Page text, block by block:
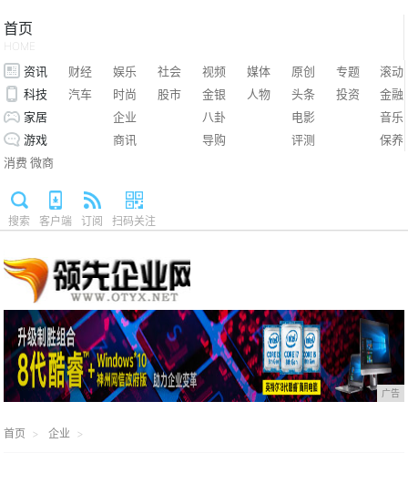
首页
HOME
资讯 财经 娱乐 社会 视频 媒体 原创 专题
滚动
科技
汽车 时尚 股市 金银 人物 头条 投资
金融
家居
企业 八卦 电影
音乐
游戏
商讯 导购 评测
保养
消费 微商
搜索 客户端 订阅 扫码关注
广告
首页 企业